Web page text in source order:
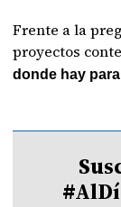
Frente a la
proyectos
donde hay